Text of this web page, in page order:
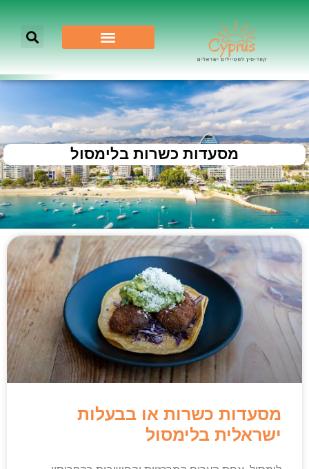
מסעדות כשרות בלימסול
מסעדות כשרות או בבעלות
ישראלית בלימסול